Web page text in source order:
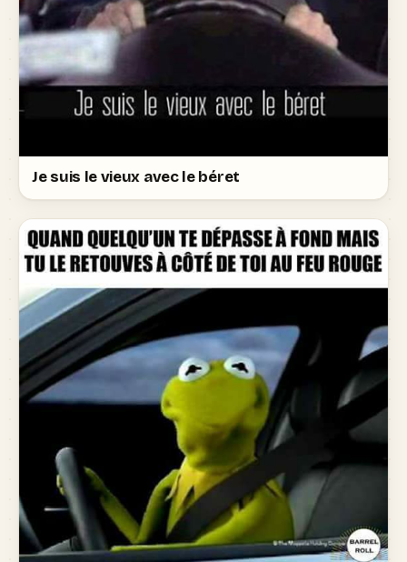
Je suis le vieux avec le béret